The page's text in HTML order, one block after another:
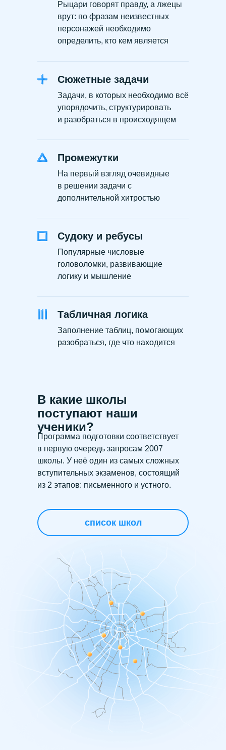
Рыцари говорят правду, а лжецы
врут: по фразам неизвестных
персонажей необходимо
определить, кто кем является
Задачи, в которых необходимо всё
упорядочить, структурировать
и разобраться в происходящем
Сюжетные задачи
На первый взгляд очевидные
в решении задачи с
дополнительной хитростью
Промежутки
Популярные числовые
головоломки, развивающие
логику и мышление
Судоку и ребусы
Заполнение таблиц, помогающих
разобраться, где что находится
Табличная логика
В какие школы
поступают наши
ученики?
Программа подготовки соответствует
в первую очередь запросам 2007
школы. У неё один из самых сложных
вступительных экзаменов, состоящий
из 2 этапов: письменного и устного.
список школ